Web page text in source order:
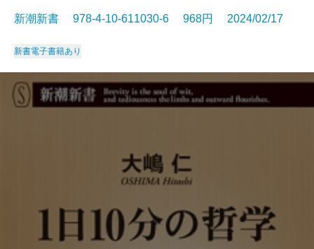
新潮新書 978-4-10-611030-6 968円 2024/02/17
新書電子書籍あり